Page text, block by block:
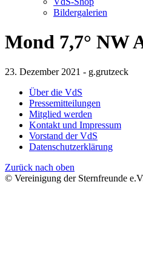
Bildergalerien
Mond 7,7° NW
23. Dezember 2021 - g.grutzeck
Über die VdS
Pressemitteilungen
Mitglied werden
Kontakt und Impressum
Vorstand der VdS
Datenschutzerklärung
Zurück nach oben
© Vereinigung der Sternfreunde